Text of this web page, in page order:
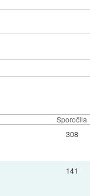
Sporočila
308
141